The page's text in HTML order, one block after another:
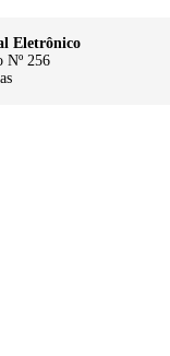
Eletrônico
Nº 256